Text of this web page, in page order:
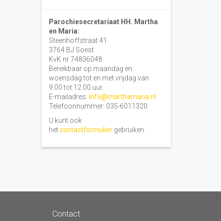
Parochiesecretariaat HH. Martha
en Maria:
Steenhoffstraat 41
3764 BJ Soest
KvK nr 74836048
Bereikbaar op maandag en
woensdag tot en met vrijdag van
9.00 tot 12.00 uur.
E-mailadres: info@marthamaria.nl
Telefoonnummer: 035-6011320
U kunt ook
hetcontactformuliergebruiken.
Contact